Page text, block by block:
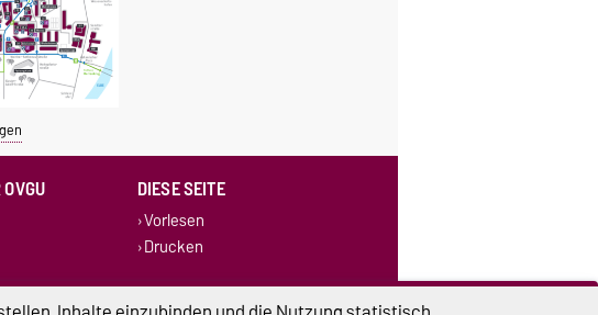
DIESE SEITE
Vorlesen
Drucken